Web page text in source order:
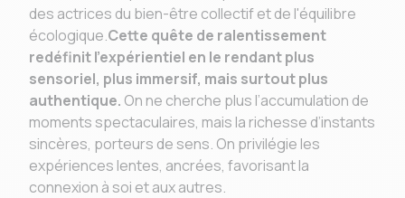
des actrices du bien-être collectif et de l'équilibre
écologique.Cette quête de ralentissement
redéfinit l’expérientiel en le rendant plus
sensoriel, plus immersif, mais surtout plus
authentique. On ne cherche plus l’accumulation de
moments spectaculaires, mais la richesse d’instants
sincères, porteurs de sens. On privilégie les
expériences lentes, ancrées, favorisant la
connexion à soi et aux autres.